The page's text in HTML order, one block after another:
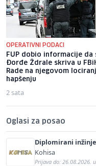
OPERATIVNI PODACI
FUP dobio informacije da
Đorđe Ždrale skriva u
Rade na njegovom
hapšenju
2 sata
Oglasi za posao
Diplomirani
(m/ž)
Kohisa
Prijava do: 26.08.2026.